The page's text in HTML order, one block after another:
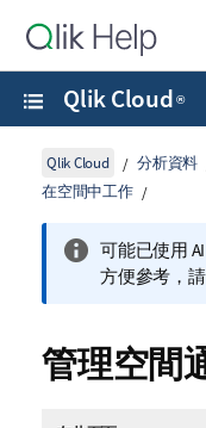
Qlik Cloud ®
Qlik Cloud 分析資料
在空間中工作
可能已使用
方便參考，
管理空間